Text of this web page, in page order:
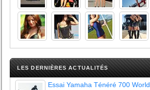
LES DERNIÈRES ACTUALITÉS
Essai Yamaha Ténéré 700 World